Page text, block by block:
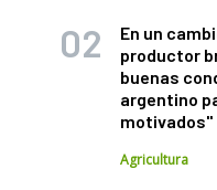
En un
productor
buenas
argentino
motivados"
Agricultura